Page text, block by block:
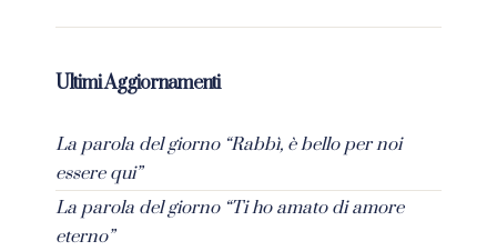
Ultimi Aggiornamenti
La parola del giorno “Rabbì, è bello per noi
essere qui”
La parola del giorno “Ti ho amato di amore
eterno”